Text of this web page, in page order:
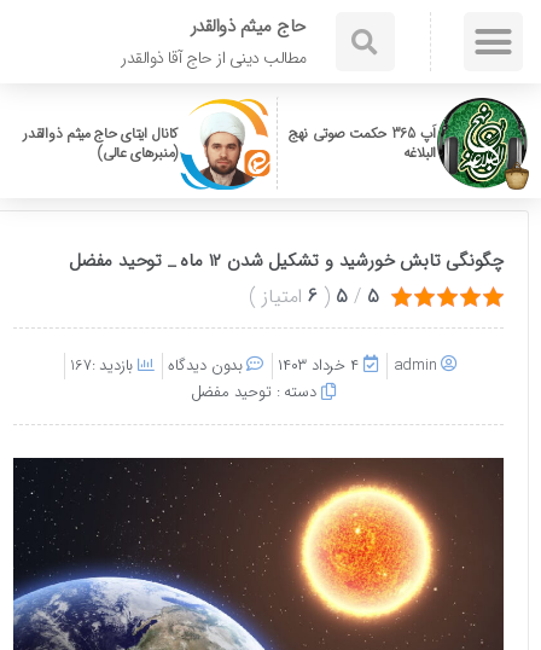
حاج میثم ذوالقدر
مطالب دینی از حاج آقا ذوالقدر
اَپ 365 حکمت صوتی نهج
البلاغه
کانال ایتای حاج میثم ذوالقدر
(منبرهای عالی)
چگونگی تابش خورشید و تشکیل شدن ۱۲ ماه _ توحید مفضل
5
/
5
(
6 امتیاز)
admin ۴ خرداد ۱۴۰۳ بدون دیدگاه
بازدید :167
دسته :توحید مفضل